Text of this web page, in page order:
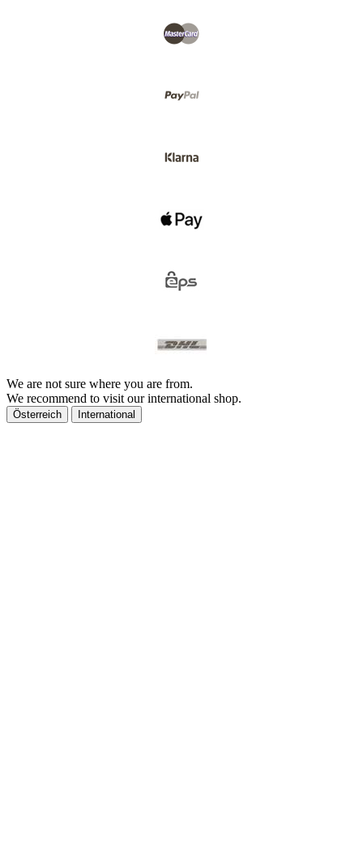
We are not sure where you are from.
We recommend to visit our international shop.
Österreich International